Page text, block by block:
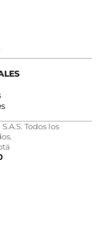
Todos los